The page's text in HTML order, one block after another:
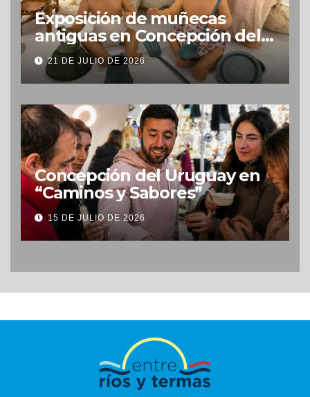
Exposición de muñecas
antiguas en Concepción del
Uruguay
21 DE JULIO DE 2026
Concepción del Uruguay en
“Caminos y Sabores”
15 DE JULIO DE 2026